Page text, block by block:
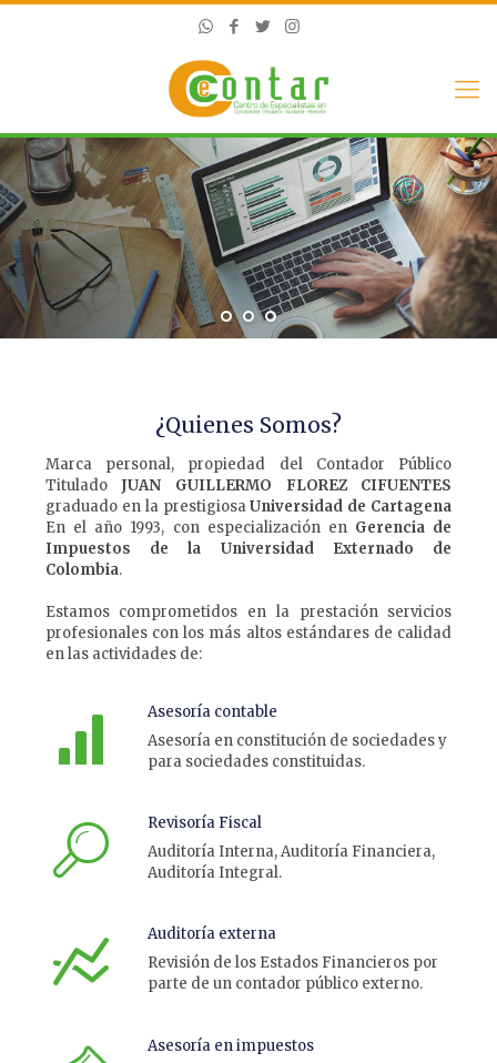
¿Quienes Somos?
Marca personal, propiedad del Contador Público
Titulado JUAN GUILLERMO FLOREZ CIFUENTES
graduado en la prestigiosaUniversidad de Cartagena
En el año 1993, con especialización en Gerencia de
Impuestos de la Universidad Externado de
Colombia.
Estamos comprometidos en la prestación servicios
profesionales con los más altos estándares de calidad
en las actividades de:
Asesoría contable
Asesoría en constitución de sociedades y
para sociedades constituidas.
Revisoría Fiscal
Auditoría Interna, Auditoría Financiera,
Auditoría Integral.
Auditoría externa
Revisión de los Estados Financieros por
parte de un contador público externo.
Asesoría en impuestos